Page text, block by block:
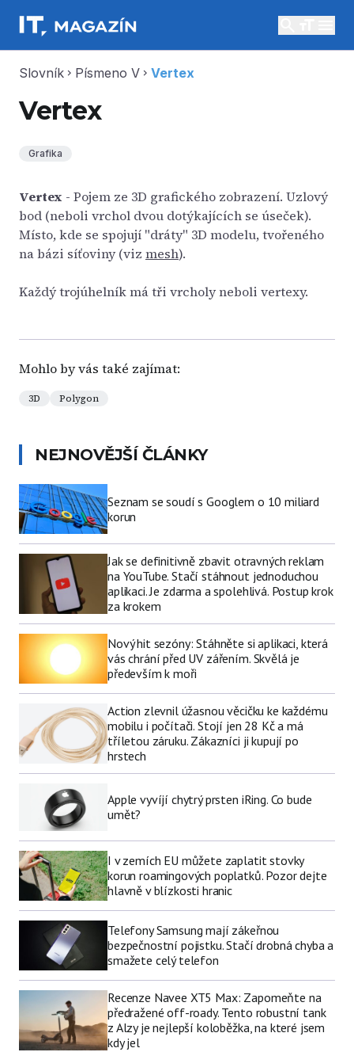
Slovník chevron_right Písmeno V chevron_right Vertex
Vertex
Grafika
Vertex - Pojem ze 3D grafického zobrazení. Uzlový
bod (neboli vrchol dvou dotýkajících se úseček).
Místo, kde se spojují "dráty" 3D modelu, tvořeného
na bázi síťoviny (viz mesh).
Každý trojúhelník má tři vrcholy neboli vertexy.
Mohlo by vás také zajímat:
3D Polygon
NEJNOVĚJŠÍ ČLÁNKY
Seznam se soudí s Googlem o 10 miliard
korun
Jak se definitivně zbavit otravných reklam
na YouTube. Stačí stáhnout jednoduchou
aplikaci. Je zdarma a spolehlivá. Postup krok
za krokem
Nový hit sezóny: Stáhněte si aplikaci, která
vás chrání před UV zářením. Skvělá je
především k moři
Action zlevnil úžasnou věcičku ke každému
mobilu i počítači. Stojí jen 28 Kč a má
tříletou záruku. Zákazníci ji kupují po
hrstech
Apple vyvíjí chytrý prsten iRing. Co bude
umět?
I v zemích EU můžete zaplatit stovky
korun roamingových poplatků. Pozor dejte
hlavně v blízkosti hranic
Telefony Samsung mají zákeřnou
bezpečnostní pojistku. Stačí drobná chyba a
smažete celý telefon
Recenze Navee XT5 Max: Zapomeňte na
předražené off-roady. Tento robustní tank
z Alzy je nejlepší koloběžka, na které jsem
kdy jel